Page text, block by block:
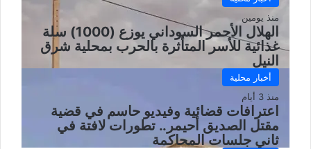
منذ يومين
الهلال الأحمر السوداني يوزع (1000) سلة
غذائية للأسر المتأثرة بالحرب بمحلية شرق
النيل
أخبار محلية
منذ 3 أيام
اعترافات قضائية وفيديو حاسم في قضية
مقتل الصديق أحيمر.. تطورات لافتة في
ثاني جلسات المحاكمة